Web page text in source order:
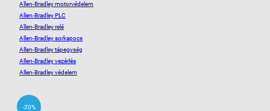
Allen-Bradley motorvédelem
Allen-Bradley PLC
Allen-Bradley relé
Allen-Bradley sorkapocs
Allen-Bradley tápegység
Allen-Bradley vezérlés
Allen-Bradley védelem
-20%